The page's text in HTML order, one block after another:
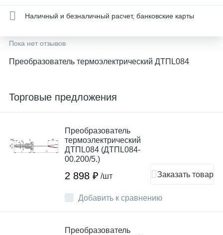
Наличный и безналичный расчет, банковские карты
Пока нет отзывов
Преобразователь термоэлектрический ДТПL084
Торговые предложения
Добавить к сравнению
Преобразователь
термоэлектрический
ДТПL084 (ДТПL084-
00.200/5.)
2 898 ₽ /шт Заказать товар
Преобразователь